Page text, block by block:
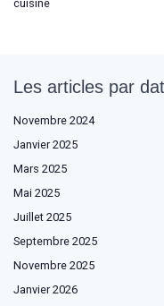
cuisine
Les articles par
Novembre 2024
Janvier 2025
Mars 2025
Mai 2025
Juillet 2025
Septembre 2025
Novembre 2025
Janvier 2026